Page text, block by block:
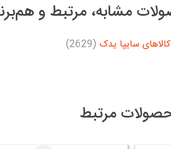
مشابه، مرتبط و
سایپا یدک (2629)
مرتبط